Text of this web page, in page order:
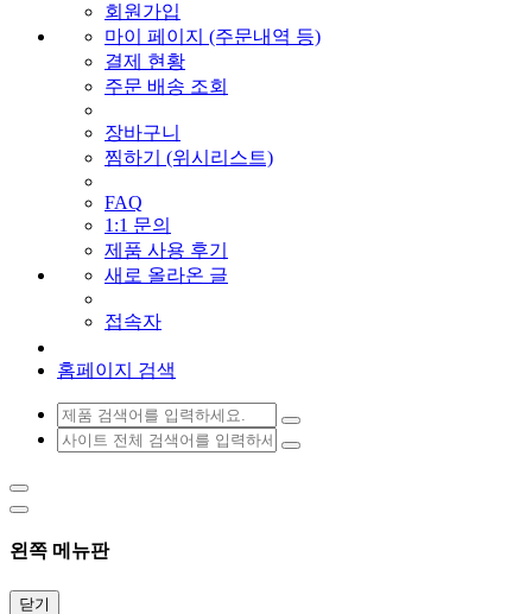
회원가입
마이 페이지 (주문내역 등)
결제 현황
주문 배송 조회
장바구니
찜하기 (위시리스트)
FAQ
1:1 문의
제품 사용 후기
새로 올라온 글
접속자
홈페이지 검색
왼쪽 메뉴판
닫기